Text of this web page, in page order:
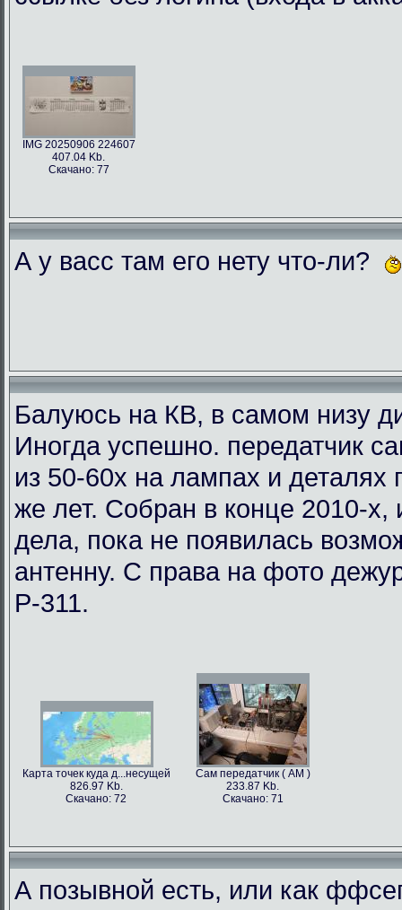
IMG 20250906 224607
407.04 Kb.
Скачано: 77
А у васс там его нету что-ли?
Балуюсь на КВ, в самом низу
Иногда успешно. передатчик
из 50-60х на лампах и деталях
же лет. Собран в конце 2010-х,
дела, пока не появилась
антенну. С права на фото
Р-311.
Карта точек куда д...несущей
826.97 Kb.
Скачано: 72
Сам передатчик ( АМ )
233.87 Kb.
Скачано: 71
А позывной есть, или как